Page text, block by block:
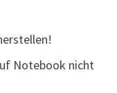
Notebook nicht